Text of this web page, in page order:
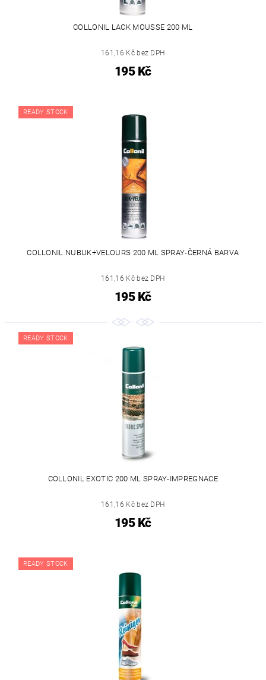
COLLONIL LACK MOUSSE 200 ML
161,16 Kč bez DPH
195 Kč
READY STOCK
COLLONIL NUBUK+VELOURS 200 ML SPRAY-ČERNÁ BARVA
161,16 Kč bez DPH
195 Kč
READY STOCK
COLLONIL EXOTIC 200 ML SPRAY-IMPREGNACE
161,16 Kč bez DPH
195 Kč
READY STOCK